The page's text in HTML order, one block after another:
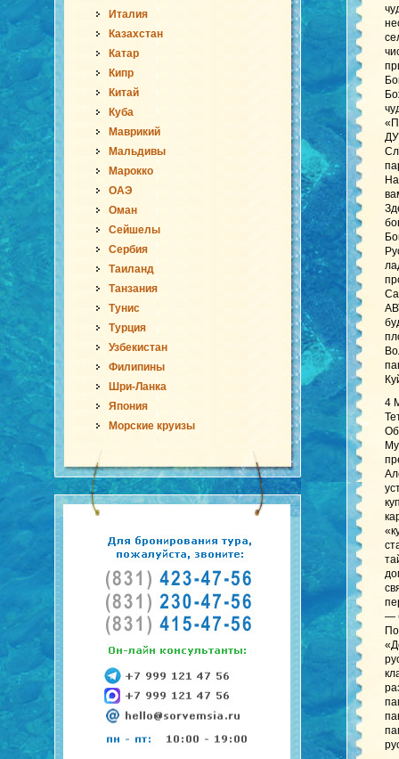
Италия
Казахстан
Катар
Кипр
Китай
Куба
Маврикий
Мальдивы
Марокко
ОАЭ
Оман
Сейшелы
Сербия
Таиланд
Танзания
Тунис
Турция
Узбекистан
Филипины
Шри-Ланка
Япония
Морские круизы
4
—